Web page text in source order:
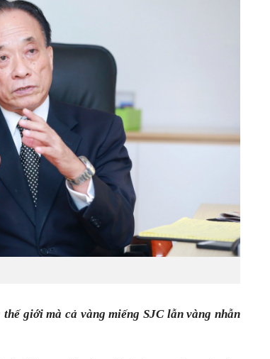
giới mà cả vàng miếng SJC lẫn vàng nhẫn